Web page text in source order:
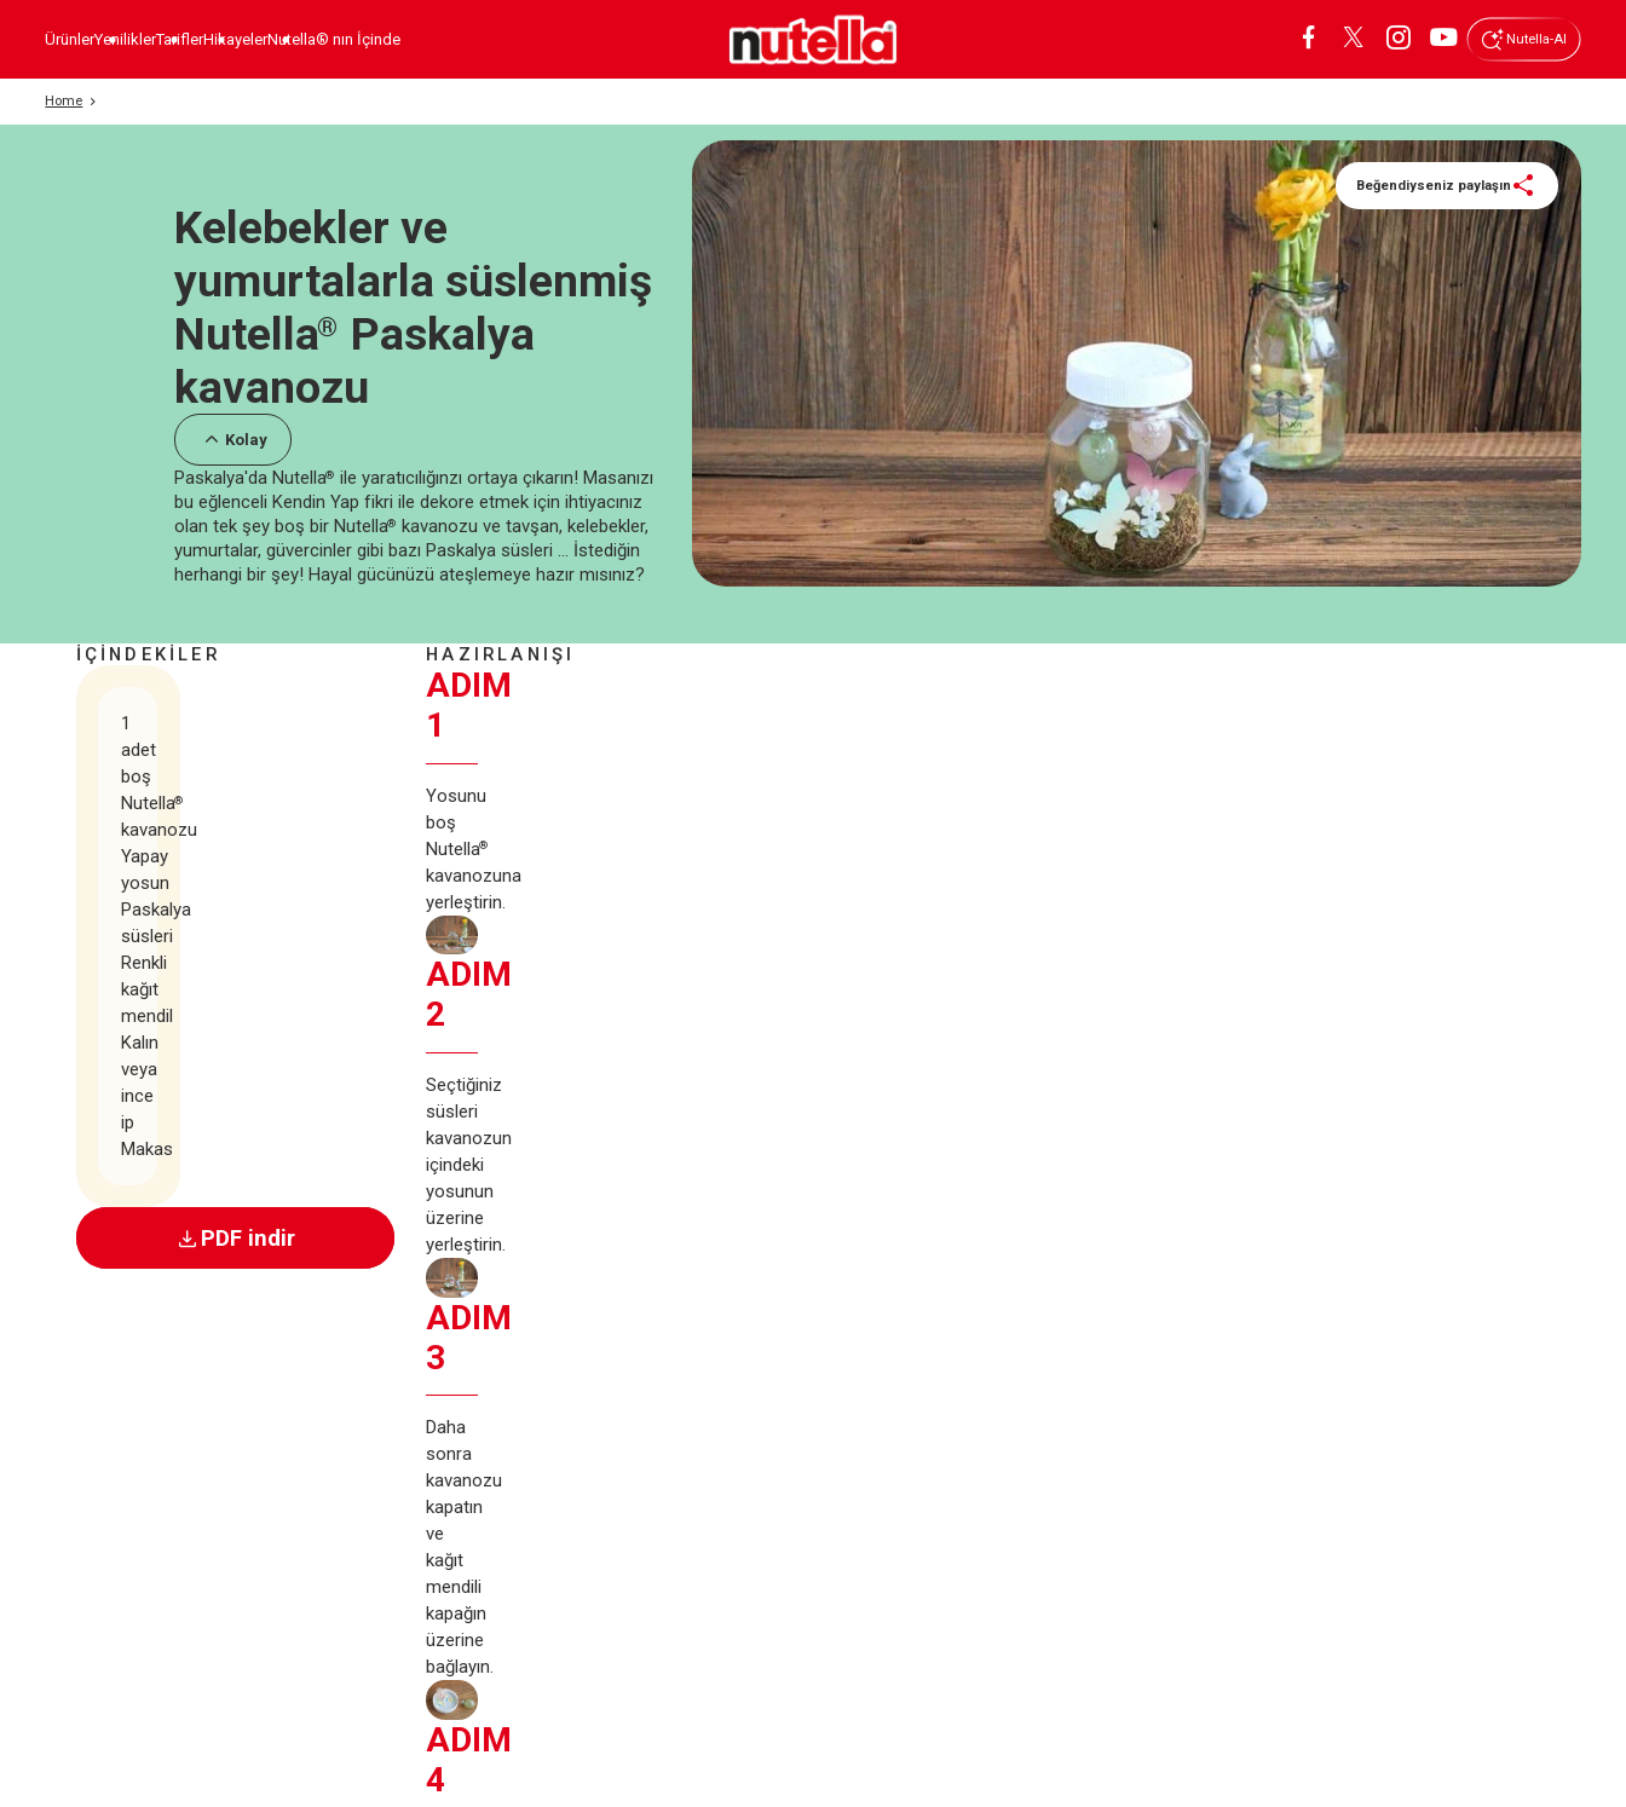
ÜrünlerYeniliklerTariflerHikayelerNutella® nın İçinde Nutella-AI
Home
Kelebekler ve
yumurtalarla süslenmiş
Nutella® Paskalya
kavanozu
Kolay
Paskalya'da Nutella® ile yaratıcılığınzı ortaya çıkarın! Masanızı
bu eğlenceli Kendin Yap fikri ile dekore etmek için ihtiyacınız
olan tek şey boş bir Nutella® kavanozu ve tavşan, kelebekler,
yumurtalar, güvercinler gibi bazı Paskalya süsleri ... İstediğin
herhangi bir şey! Hayal gücünüzü ateşlemeye hazır mısınız?
Beğendiyseniz paylaşın
İÇİNDEKİLER
1
adet
boş
Nutella®
kavanozu
Yapay
yosun
Paskalya
süsleri
Renkli
kağıt
mendil
Kalın
veya
ince
ip
Makas
PDF indir
HAZIRLANIŞI
ADIM
1
Yosunu
boş
Nutella®
kavanozuna
yerleştirin.
ADIM
2
Seçtiğiniz
süsleri
kavanozun
içindeki
yosunun
üzerine
yerleştirin.
ADIM
3
Daha
sonra
kavanozu
kapatın
ve
kağıt
mendili
kapağın
üzerine
bağlayın.
ADIM
4